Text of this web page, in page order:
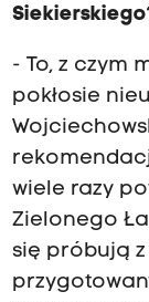
- To, z czym
pokłosie
wiele razy
Zielonego
się próbują